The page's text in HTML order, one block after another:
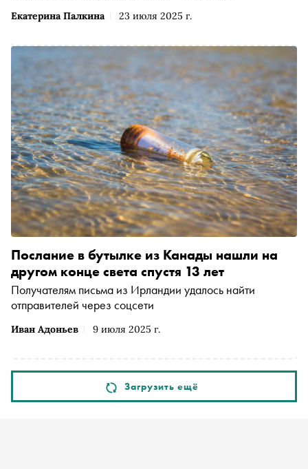
Екатерина Палкина 23 июля 2025 г.
Иван Адоньев 9 июля 2025 г.
Послание в бутылке из Канады нашли на
другом конце света спустя 13 лет
Получателям письма из Ирландии удалось найти
отправителей через соцсети
Загрузить ещё